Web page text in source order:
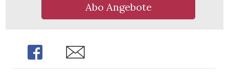
Abo Angebote
Share Share